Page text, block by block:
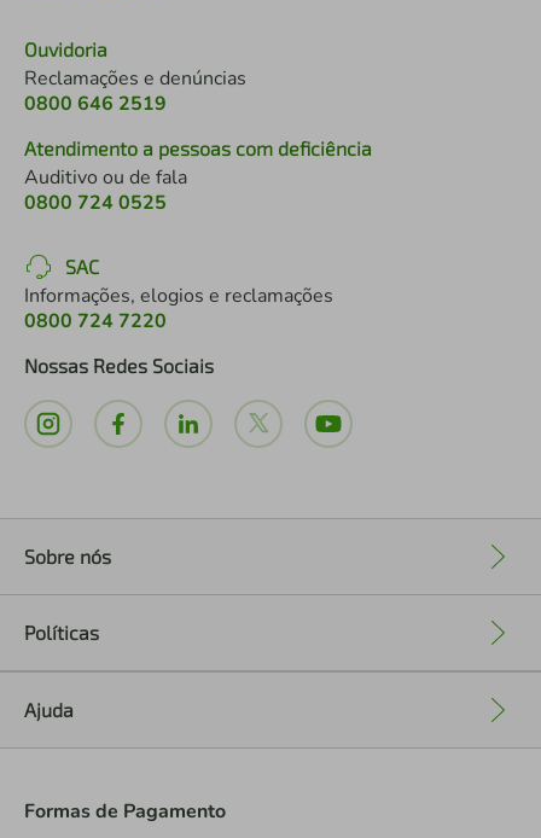
Ouvidoria
Reclamações e denúncias
0800 646 2519
Atendimento a pessoas com deficiência
Auditivo ou de fala
0800 724 0525
SAC
Informações, elogios e reclamações
0800 724 7220
Nossas Redes Sociais
Sobre nós
Políticas
Ajuda
Formas de Pagamento